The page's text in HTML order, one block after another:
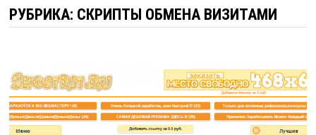
РУБРИКА: СКРИПТЫ ОБМЕНА ВИЗИТАМИ